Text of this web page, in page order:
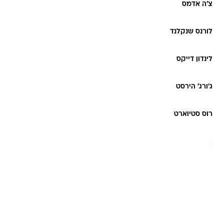
צ'ה אדמס
לורנס שנקלנד
לינדון דייקס
ג'ורג' הירסט
רוס סטיוארט